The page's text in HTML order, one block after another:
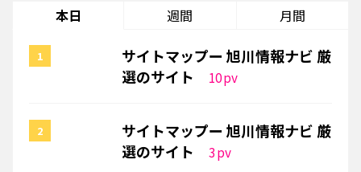
本日 週間 月間
サイトマップー 旭川情報ナビ 厳
選のサイト
10pv
サイトマップー 旭川情報ナビ 厳
選のサイト
3pv